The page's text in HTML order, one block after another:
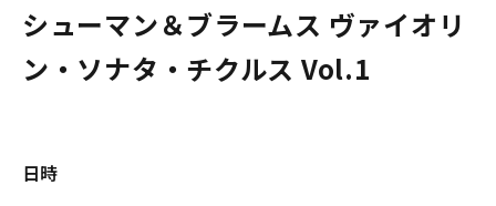
シューマン＆ブラームス ヴァイオリ
ン・ソナタ・チクルス Vol.1
日時